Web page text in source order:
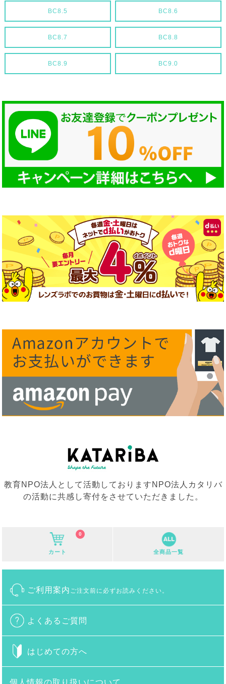
BC8.5 BC8.6
BC8.7 BC8.8
BC8.9 BC9.0
教育NPO法人として活動しておりますNPO法人カタリバ
の活動に共感し寄付をさせていただきました。
カート
0
全商品一覧
ご利用案内 ご注文前に必ずお読みください。
よくあるご質問
はじめての方へ
個人情報の取り扱いについて